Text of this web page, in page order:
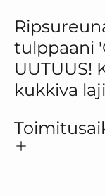
tulppaani
UUTUUS!
kukkiva